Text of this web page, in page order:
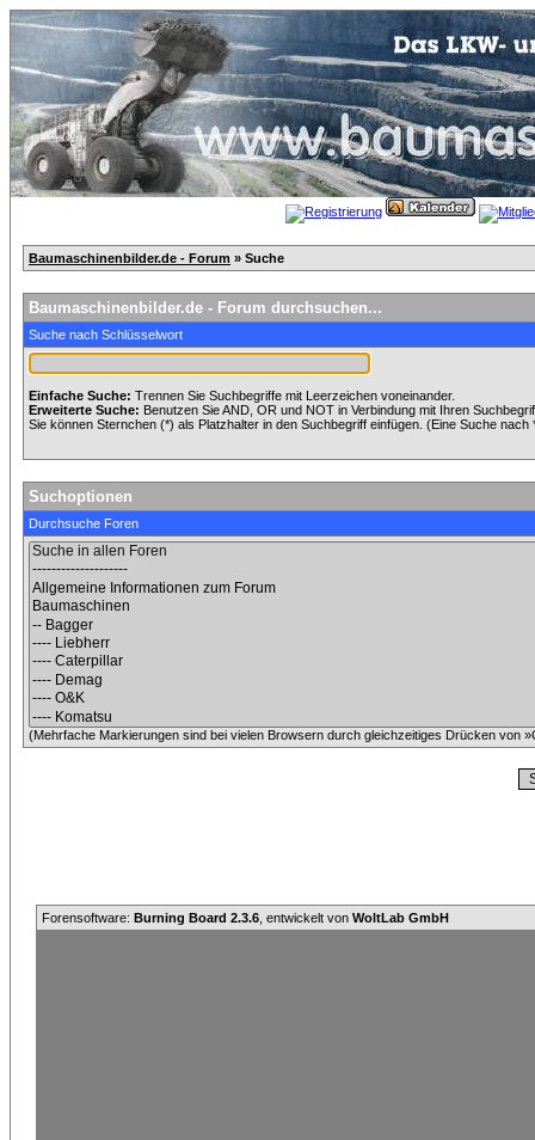
Baumaschinenbilder.de - Forum » Suche
Baumaschinenbilder.de - Forum durchsuchen...
Suche nach Schlüsselwort
Einfache Suche: Trennen Sie Suchbegriffe mit Leerzeichen voneinander.
Erweiterte Suche: Benutzen Sie AND, OR und NOT in Verbindung mit Ihren
Sie können Sternchen (*) als Platzhalter in den Suchbegriff einfügen. (Eine Suche
Suchoptionen
Durchsuche Foren
(Mehrfache Markierungen sind bei vielen Browsern durch gleichzeitiges Drücken von
Forensoftware: Burning Board 2.3.6 , entwickelt von WoltLab GmbH